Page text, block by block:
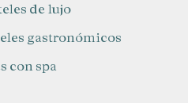
de lujo
gastronómicos
con spa